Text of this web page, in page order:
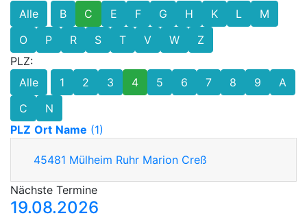
Alle
B C E F G H K L
M
O
P R S T V W
Z
PLZ:
Alle
1 2 3 4 5 6 7 8 9
A
C
N
PLZ Ort Name (1)
45481 Mülheim Ruhr Marion Creß
Nächste Termine
19.08.2026